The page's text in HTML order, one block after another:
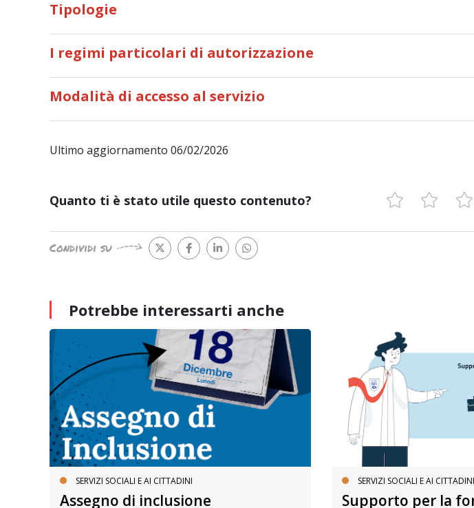
Tipologie
I regimi particolari di autorizzazione
Modalità di accesso al servizio
Ultimo aggiornamento 06/02/2026
Quanto ti è stato utile questo contenuto?
Condividi su
Potrebbe interessarti anche
SERVIZI SOCIALI E AI CITTADINI
Assegno di inclusione
SERVIZI SOCIALI E AI CITTADINI
Supporto per la